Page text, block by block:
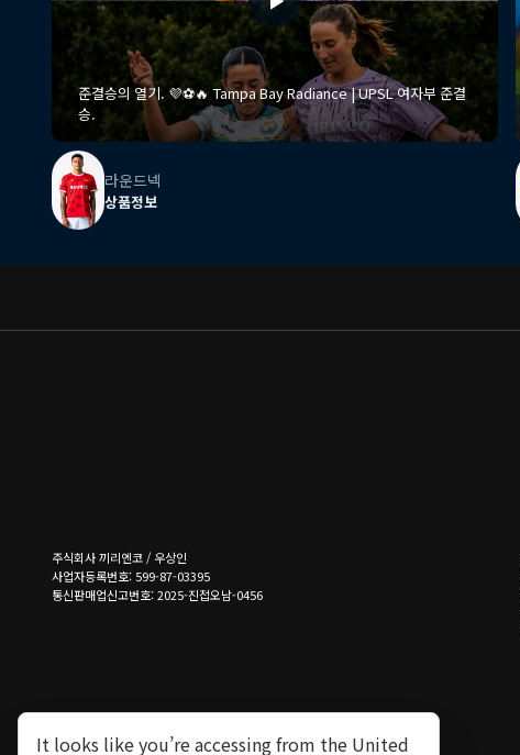
준결승의 열기. 💜⚽️🔥 Tampa Bay Radiance | UPSL 여자부 준결
승.
라운드넥
상품정보
주식회사 끼리엔코 / 우상인
사업자등록번호: 599-87-03395
통신판매업신고번호: 2025-진접오남-0456
It looks like you’re accessing from the United